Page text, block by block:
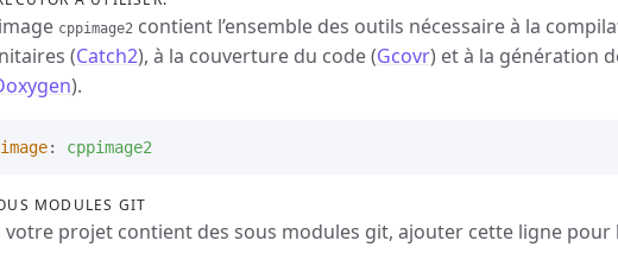
cppimage2 contient l’ensemble des outils nécessaire à la
(Catch2), à la couverture du code (Gcovr) et à la génération
).
image: cppimage2
MODULES GIT
votre projet contient des sous modules git, ajouter cette ligne pour